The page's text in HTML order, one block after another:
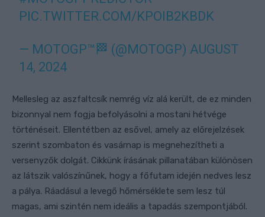
PIC.TWITTER.COM/KPOIB2KBDK
— MOTOGP™🏁 (@MOTOGP) AUGUST
14, 2024
Mellesleg az aszfaltcsík nemrég víz alá került, de ez minden
bizonnyal nem fogja befolyásolni a mostani hétvége
történéseit. Ellentétben az esővel, amely az előrejelzések
szerint szombaton és vasárnap is megnehezítheti a
versenyzők dolgát. Cikkünk írásának pillanatában különösen
az látszik valószínűnek, hogy a főfutam idején nedves lesz
a pálya. Ráadásul a levegő hőmérséklete sem lesz túl
magas, ami szintén nem ideális a tapadás szempontjából.